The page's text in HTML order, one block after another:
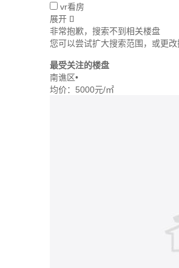
vr看房
展开 
非常抱歉，搜索不到相关楼盘
您可以尝试扩大搜索范围，或更改
最受关注的楼盘
南谯区•
均价： 5000元/㎡